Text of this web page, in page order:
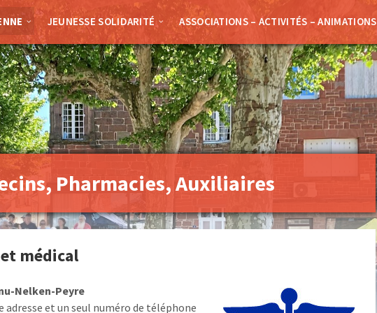
JEUNESSE SOLIDARITÉ ASSOCIATIONS – ACTIVITÉS – ANIMATIONS
Pharmacies, Auxiliaires
médical
Nelken-Peyre
adresse et un seul numéro de téléphone